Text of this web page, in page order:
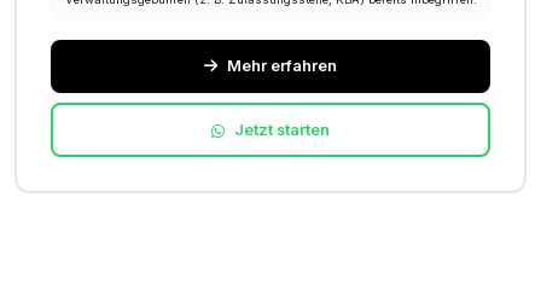
Mehr erfahren
Jetzt starten